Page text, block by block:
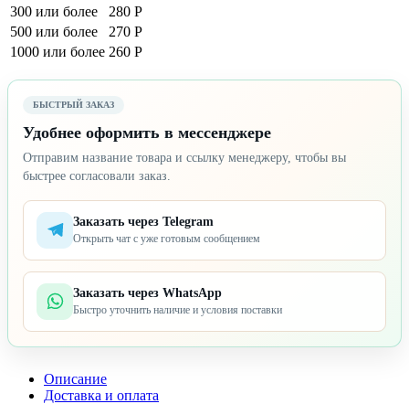
300 или более
280 Р
500 или более
270 Р
1000 или более 260 Р
БЫСТРЫЙ ЗАКАЗ
Удобнее оформить в мессенджере
Отправим название товара и ссылку менеджеру, чтобы вы
быстрее согласовали заказ.
Заказать через Telegram
Открыть чат с уже готовым сообщением
Заказать через WhatsApp
Быстро уточнить наличие и условия поставки
Описание
Доставка и оплата